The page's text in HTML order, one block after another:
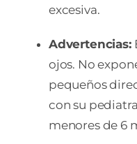
excesiva.
Advertencias:
ojos. No
pequeños
con su
menores de 6